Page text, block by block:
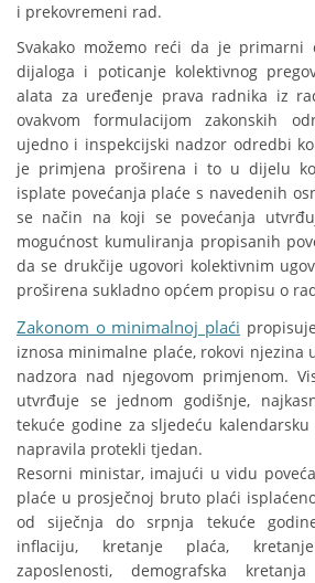
i prekovremeni rad.
Svakako možemo reći da je primarni
dijaloga i poticanje kolektivnog
alata za uređenje prava radnika iz
ovakvom formulacijom zakonskih
ujedno i inspekcijski nadzor odredbi
je primjena proširena i to u dijelu
isplate povećanja plaće s navedenih
se način na koji se povećanja
mogućnost kumuliranja propisanih
da se drukčije ugovori kolektivnim
proširena sukladno općem propisu o
Zakonom o minimalnoj plaći
iznosa minimalne plaće, rokovi njezina
nadzora nad njegovom primjenom.
utvrđuje se jednom godišnje,
tekuće godine za sljedeću
napravila protekli tjedan.
Resorni ministar, imajući u vidu
plaće u prosječnoj bruto plaći
od siječnja do srpnja tekuće
inflaciju, kretanje plaća,
zaposlenosti, demografska